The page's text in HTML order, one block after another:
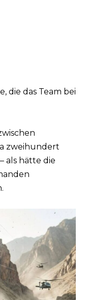
die das Team bei
zweihundert
als hätte die